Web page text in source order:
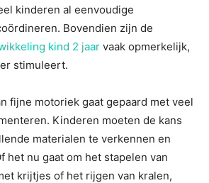
kinderen al eenvoudige
Bovendien zijn de
kind 2 jaar vaak opmerkelijk,
stimuleert.
fijne motoriek gaat gepaard met veel
Kinderen moeten de kans
materialen te verkennen en
het nu gaat om het stapelen van
krijtjes of het rijgen van kralen,